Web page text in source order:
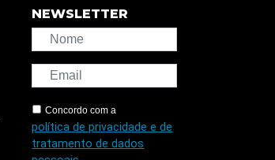
NEWSLETTER
Concordo com a
política de privacidade e de
tratamento de dados